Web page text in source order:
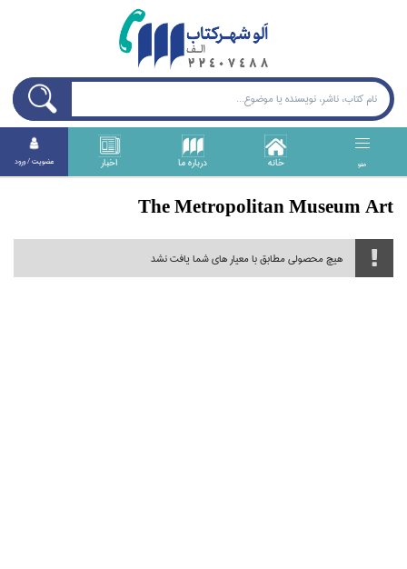
منو خانه درباره ما اخبار عضويت / ورود
The Metropolitan Museum Art
هیچ محصولی مطابق با معیار های شما یافت نشد